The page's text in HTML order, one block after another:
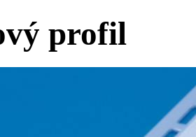
profil